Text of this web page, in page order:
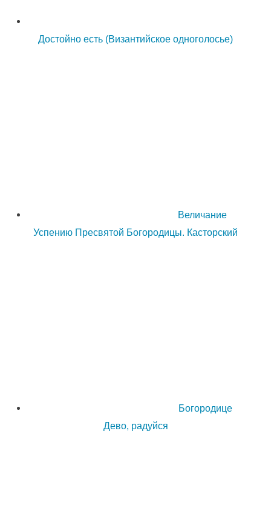
Достойно есть (Византийское одноголосье)
Величание
Успению Пресвятой Богородицы. Касторский
Богородице
Дево, радуйся